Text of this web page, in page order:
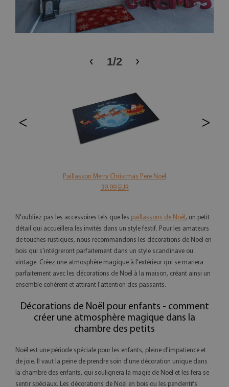
‹ 1/2 ›
Paillasson Merry Christmas Pere Noel
39.99 EUR
< >
N'oubliez pas les accessoires tels que les paillassons de Noël , un petit
détail qui accueillera les invités dans un style festif. Pour les amateurs
de touches rustiques, nous recommandons les décorations de Noël en
bois qui s'intégreront parfaitement dans un style scandinave ou
vintage. Créez une atmosphère magique à l'extérieur qui se mariera
parfaitement avec les décorations de Noël à la maison, créant ainsi un
ensemble cohérent et attirant l'attention des passants.
Décorations de Noël pour enfants - comment
créer une atmosphère magique dans la
chambre des petits
Noël est une période spéciale pour les enfants, pleine d'impatience et
de joie. Il vaut la peine de prendre soin d'une décoration unique dans
la chambre des enfants, qui soulignera la magie de Noël et les fera se
sentir spéciaux. Les décorations de Noël en bois ou les pendentifs